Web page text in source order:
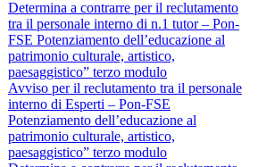
Determina a contrarre per il reclutamento
tra il personale interno di n.1 tutor – Pon-
FSE Potenziamento dell’educazione al
patrimonio culturale, artistico,
paesaggistico” terzo modulo
Avviso per il reclutamento tra il personale
interno di Esperti – Pon-FSE
Potenziamento dell’educazione al
patrimonio culturale, artistico,
paesaggistico” terzo modulo